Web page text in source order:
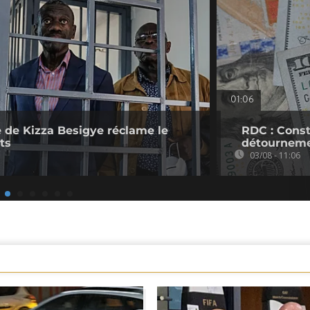
de Kizza Besigye réclame le
01:06
RDC :
03/08 - 11:06